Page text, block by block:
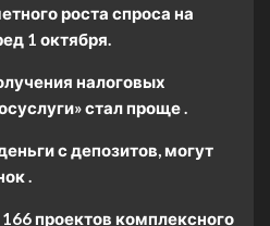
роста спроса на
1 октября.
налоговых
стал проще .
с депозитов, могут
.
проектов комплексного